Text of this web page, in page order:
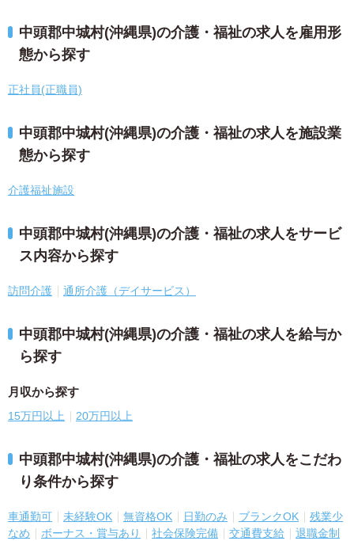
中頭郡中城村(沖縄県)の介護・福祉の求人を雇用形
態から探す
正社員(正職員)
中頭郡中城村(沖縄県)の介護・福祉の求人を施設業
態から探す
介護福祉施設
中頭郡中城村(沖縄県)の介護・福祉の求人をサービ
ス内容から探す
訪問介護 通所介護（デイサービス）
中頭郡中城村(沖縄県)の介護・福祉の求人を給与か
ら探す
月収から探す
15万円以上 20万円以上
中頭郡中城村(沖縄県)の介護・福祉の求人をこだわ
り条件から探す
車通勤可 未経験OK 無資格OK 日勤のみ ブランクOK
残業少
なめ
ボーナス・賞与あり 社会保険完備 交通費支給
退職金制